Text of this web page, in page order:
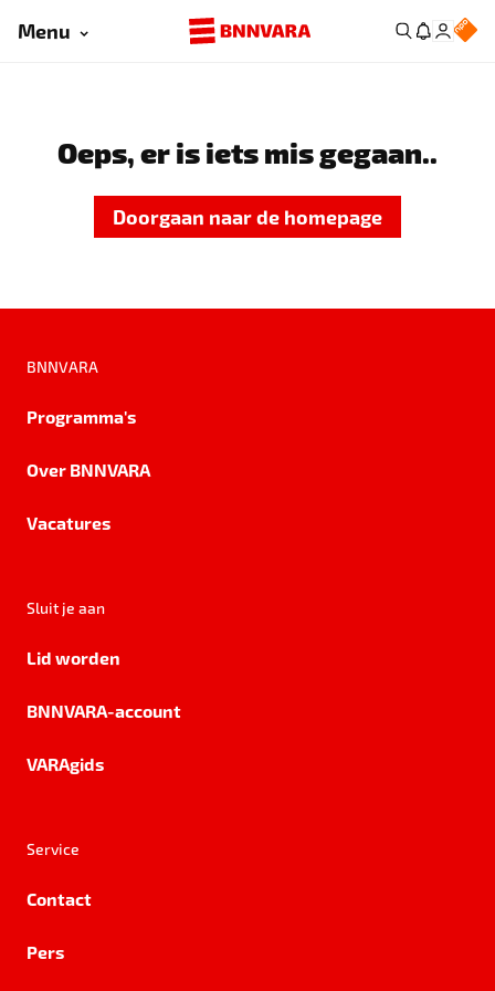
Menu
Oeps, er is iets mis gegaan..
Doorgaan naar de homepage
BNNVARA
Programma's
Over BNNVARA
Vacatures
Sluit je aan
Lid worden
BNNVARA-account
VARAgids
Service
Contact
Pers